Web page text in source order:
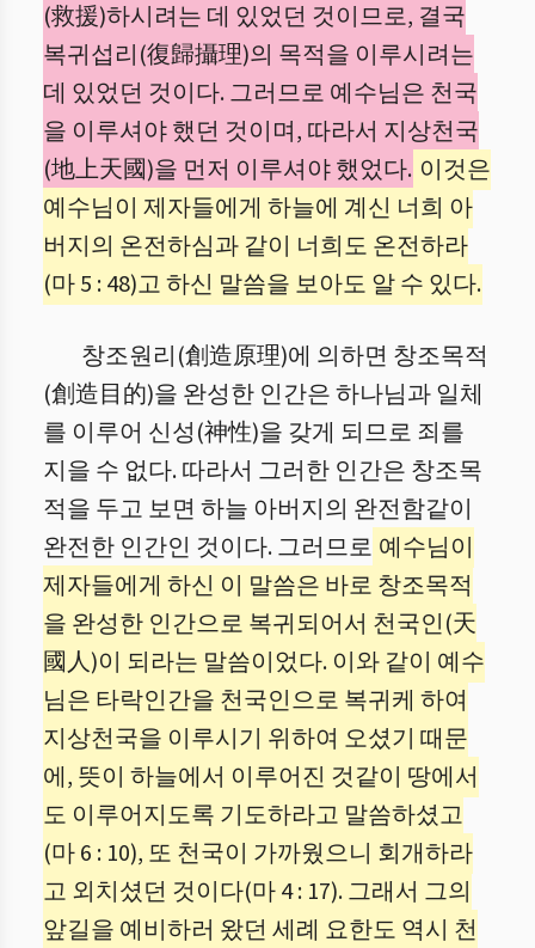
(救援)하시려는 데 있었던 것이므로, 결국
복귀섭리(復歸攝理)의 목적을 이루시려는
데 있었던 것이다. 그러므로 예수님은 천국
을 이루셔야 했던 것이며, 따라서 지상천국
(地上天國)을 먼저 이루셔야 했었다. 이것은
예수님이 제자들에게 하늘에 계신 너희 아
버지의 온전하심과 같이 너희도 온전하라
(마 5 : 48)고 하신 말씀을 보아도 알 수 있다.
창조원리(創造原理)에 의하면 창조목적
(創造目的)을 완성한 인간은 하나님과 일체
를 이루어 신성(神性)을 갖게 되므로 죄를
지을 수 없다. 따라서 그러한 인간은 창조목
적을 두고 보면 하늘 아버지의 완전함같이
완전한 인간인 것이다. 그러므로 예수님이
제자들에게 하신 이 말씀은 바로 창조목적
을 완성한 인간으로 복귀되어서 천국인(天
國人)이 되라는 말씀이었다. 이와 같이 예수
님은 타락인간을 천국인으로 복귀케 하여
지상천국을 이루시기 위하여 오셨기 때문
에, 뜻이 하늘에서 이루어진 것같이 땅에서
도 이루어지도록 기도하라고 말씀하셨고
(마 6 : 10), 또 천국이 가까웠으니 회개하라
고 외치셨던 것이다(마 4 : 17). 그래서 그의
앞길을 예비하러 왔던 세례 요한도 역시 천